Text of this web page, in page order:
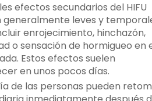
efectos secundarios del HIFU
generalmente leves y
enrojecimiento, hinchazón,
o sensación de hormigueo en
Estos efectos suelen
en unos pocos días.
de las personas pueden